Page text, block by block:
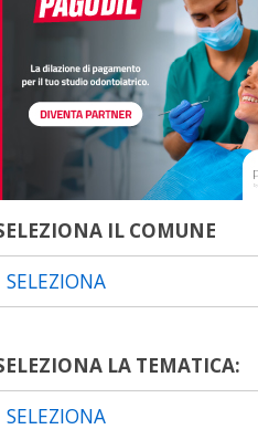
IL COMUNE
SELEZIONA
LA TEMATICA:
SELEZIONA